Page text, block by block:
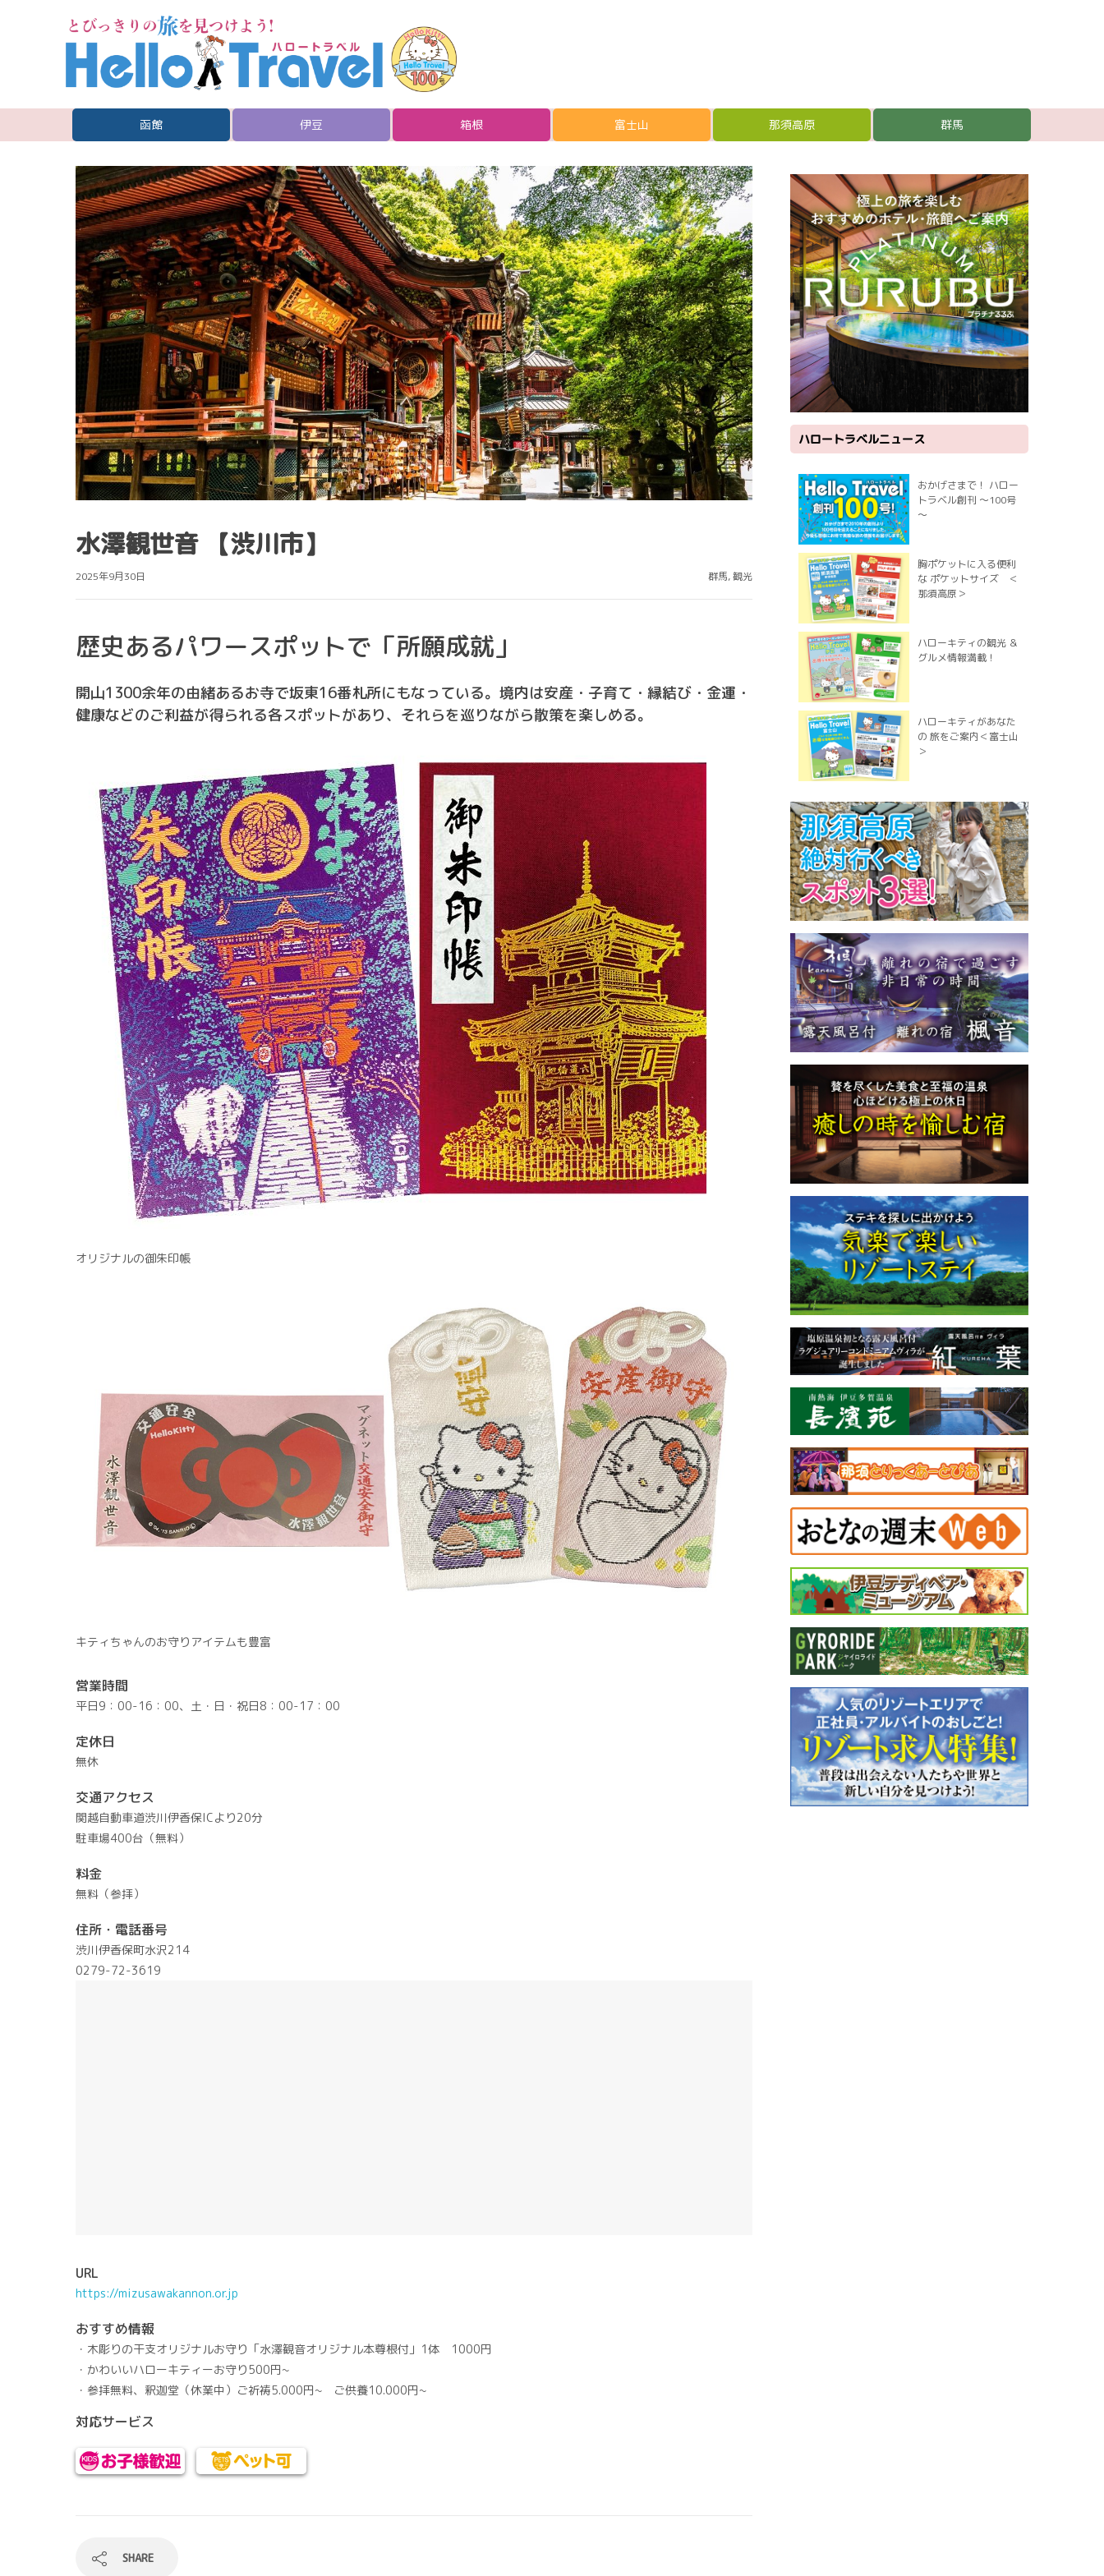
函館 伊豆 箱根 富士山 那須高原 群馬
水澤観世音 【渋川市】
2025年9月30日 群馬,観光
歴史あるパワースポットで「所願成就」
開山1300余年の由緒あるお寺で坂東16番札所にもなっている。境内は安産・子育て・縁結び・金運・
健康などのご利益が得られる各スポットがあり、それらを巡りながら散策を楽しめる。
オリジナルの御朱印帳
キティちゃんのお守りアイテムも豊富
営業時間
平日9：00-16：00、土・日・祝日8：00-17：00
定休日
無休
交通アクセス
関越自動車道渋川伊香保ICより20分
駐車場400台（無料）
料金
無料（参拝）
住所・電話番号
渋川伊香保町水沢214
0279-72-3619
URL
https://mizusawakannon.or.jp
おすすめ情報
・木彫りの干支オリジナルお守り「水澤観音オリジナル本尊根付」1体 1000円
・かわいいハローキティーお守り500円~
・参拝無料、釈迦堂（休業中）ご祈祷5.000円~ ご供養10.000円~
対応サービス
SHARE
ハロートラベルニュース
おかげさまで！ ハロー
トラベル創刊 ～100号
～
胸ポケットに入る便利
な ポケットサイズ ＜
那須高原＞
ハローキティの観光 ＆
グルメ情報満載！
ハローキティがあなた
の 旅をご案内＜富士山
＞